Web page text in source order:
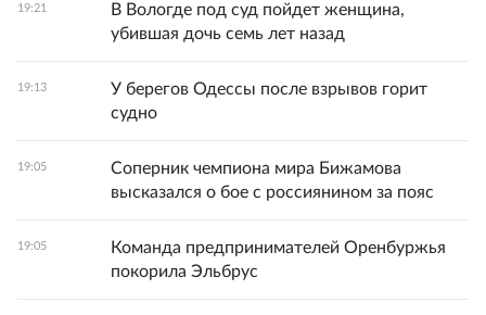
19:21
В Вологде под суд пойдет женщина,
убившая дочь семь лет назад
19:13
У берегов Одессы после взрывов горит
судно
19:05
Соперник чемпиона мира Бижамова
высказался о бое с россиянином за пояс
19:05
Команда предпринимателей Оренбуржья
покорила Эльбрус